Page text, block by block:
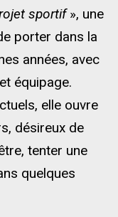
sportif», une
porter dans la
années, avec
équipage.
elle ouvre
désireux de
tenter une
quelques